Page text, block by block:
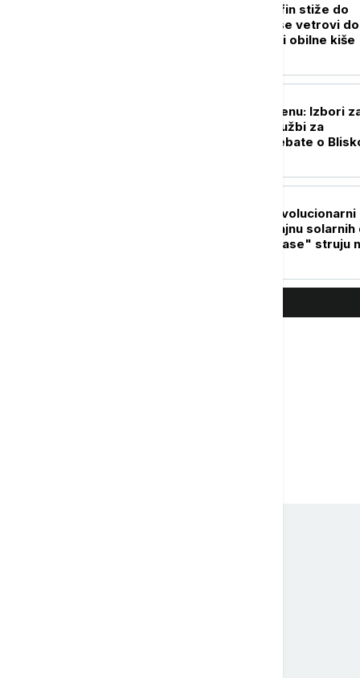
Snažan tajfun Delfin stiže do
Japana: Očekuju se vetrovi
kilometara na sat i obilne kiše
Kampanja u Mičigenu: Izbori
Senat između optužbi za
antisemitizam i debate o
Kosmički ples: Revolucionarni
snimci otkrivaju tajnu solarnih
koje mogu da "ugase" struju